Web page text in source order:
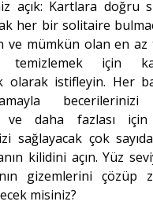
açık: Kartlara doğru
her bir solitaire
ve mümkün olan en az
temizlemek için
olarak istifleyin. Her
ve daha fazlası
sağlayacak çok
kilidini açın. Yüz
gizemlerini çözüp
misiniz?